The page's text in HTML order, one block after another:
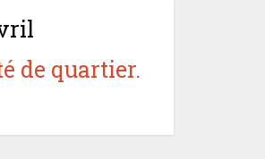
de quartier.